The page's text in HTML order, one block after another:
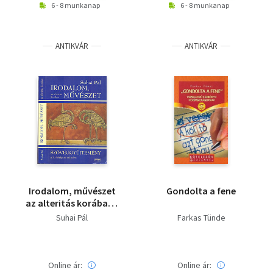
6 - 8 munkanap 6 - 8 munkanap
ANTIKVÁR
Irodalom, művészet
az alteritás korában -
Feladat- és
Suhai Pál
Online ár:
ANTIKVÁR
Gondolta a fene
Farkas Tünde
Online ár: